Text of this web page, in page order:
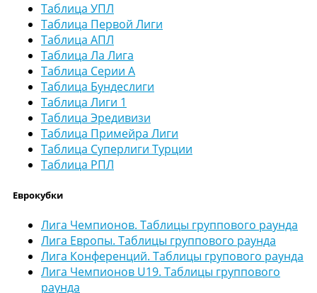
Таблица УПЛ
Таблица Первой Лиги
Таблица АПЛ
Таблица Ла Лига
Таблица Серии А
Таблица Бундеслиги
Таблица Лиги 1
Таблица Эредивизи
Таблица Примейра Лиги
Таблица Суперлиги Турции
Таблица РПЛ
Еврокубки
Лига Чемпионов. Таблицы группового раунда
Лига Европы. Таблицы группового раунда
Лига Конференций. Таблицы групового раунда
Лига Чемпионов U19. Таблицы группового
раунда